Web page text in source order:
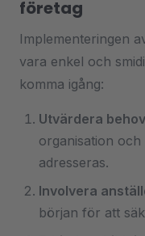
företag
Implementeringen
vara enkel och
komma igång:
Utvärdera
organisation
adresseras.
Involvera
början för att